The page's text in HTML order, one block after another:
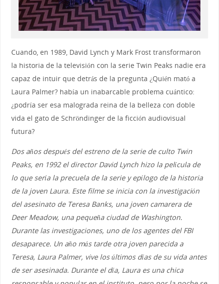
Cuando, en 1989, David Lynch y Mark Frost transformaron
la historia de la televisión con la serie Twin Peaks nadie era
capaz de intuir que detrás de la pregunta ¿Quién mató a
Laura Palmer? había un inabarcable problema cuántico:
¿podría ser esa malograda reina de la belleza con doble
vida el gato de Schröndinger de la ficción audiovisual
futura?
Dos años después del estreno de la serie de culto Twin
Peaks, en 1992 el director David Lynch hizo la película de
lo que sería la precuela de la serie y epílogo de la historia
de la joven Laura. Este filme se inicia con la investigación
del asesinato de Teresa Banks, una joven camarera de
Deer Meadow, una pequeña ciudad de Washington.
Durante las investigaciones, uno de los agentes del FBI
desaparece. Un año más tarde otra joven parecida a
Teresa, Laura Palmer, vive los últimos días de su vida antes
de ser asesinada. Durante el día, Laura es una chica